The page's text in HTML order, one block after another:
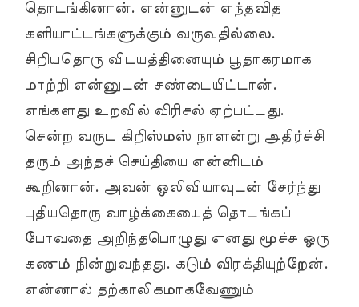
தொடங்கினான். என்னுடன் எந்தவித
களியாட்டங்களுக்கும் வருவதில்லை.
சிறியதொரு விடயத்தினையும் பூதாகரமாக
மாற்றி என்னுடன் சண்டையிட்டான்.
எங்களது உறவில் விரிசல் ஏற்பட்டது.
சென்ற வருட கிறிஸ்மஸ் நாளன்று அதிர்ச்சி
தரும் அந்தச் செய்தியை என்னிடம்
கூறினான். அவன் ஒலிவியாவுடன் சேர்ந்து
புதியதொரு வாழ்க்கையைத் தொடங்கப்
போவதை அறிந்தபொழுது எனது மூச்சு ஒரு
கணம் நின்றுவந்தது. கடும் விரக்தியுற்றேன்.
என்னால் தற்காலிகமாகவேணும்